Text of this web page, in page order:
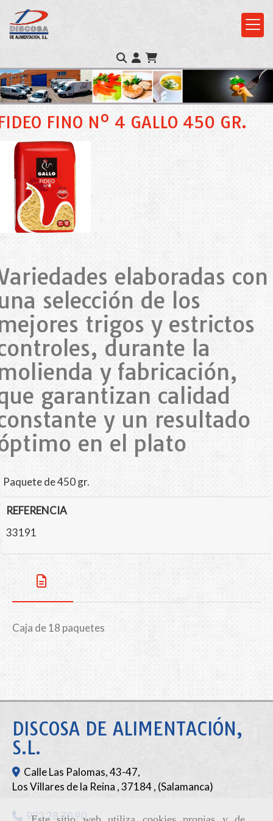
FINO Nº 4 GALLO 450 GR.
elaboradas con
selección de los
trigos y estrictos
durante la
y fabricación,
garantizan calidad
y un resultado
en el plato
Paquete de 450 gr.
REFERENCIA
33191
Caja de 18 paquetes
DISCOSA DE ALIMENTACIÓN,
S.L.
Calle Las Palomas, 43-47,
Los Villares de la Reina ,37184, (Salamanca)
923 28 70 90